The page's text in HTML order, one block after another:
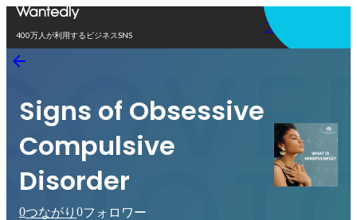
400万人が利用するビジネスSNS
アプリを使う
Signs of Obsessive
Compulsive
Disorder
0つながり 0フォロワー